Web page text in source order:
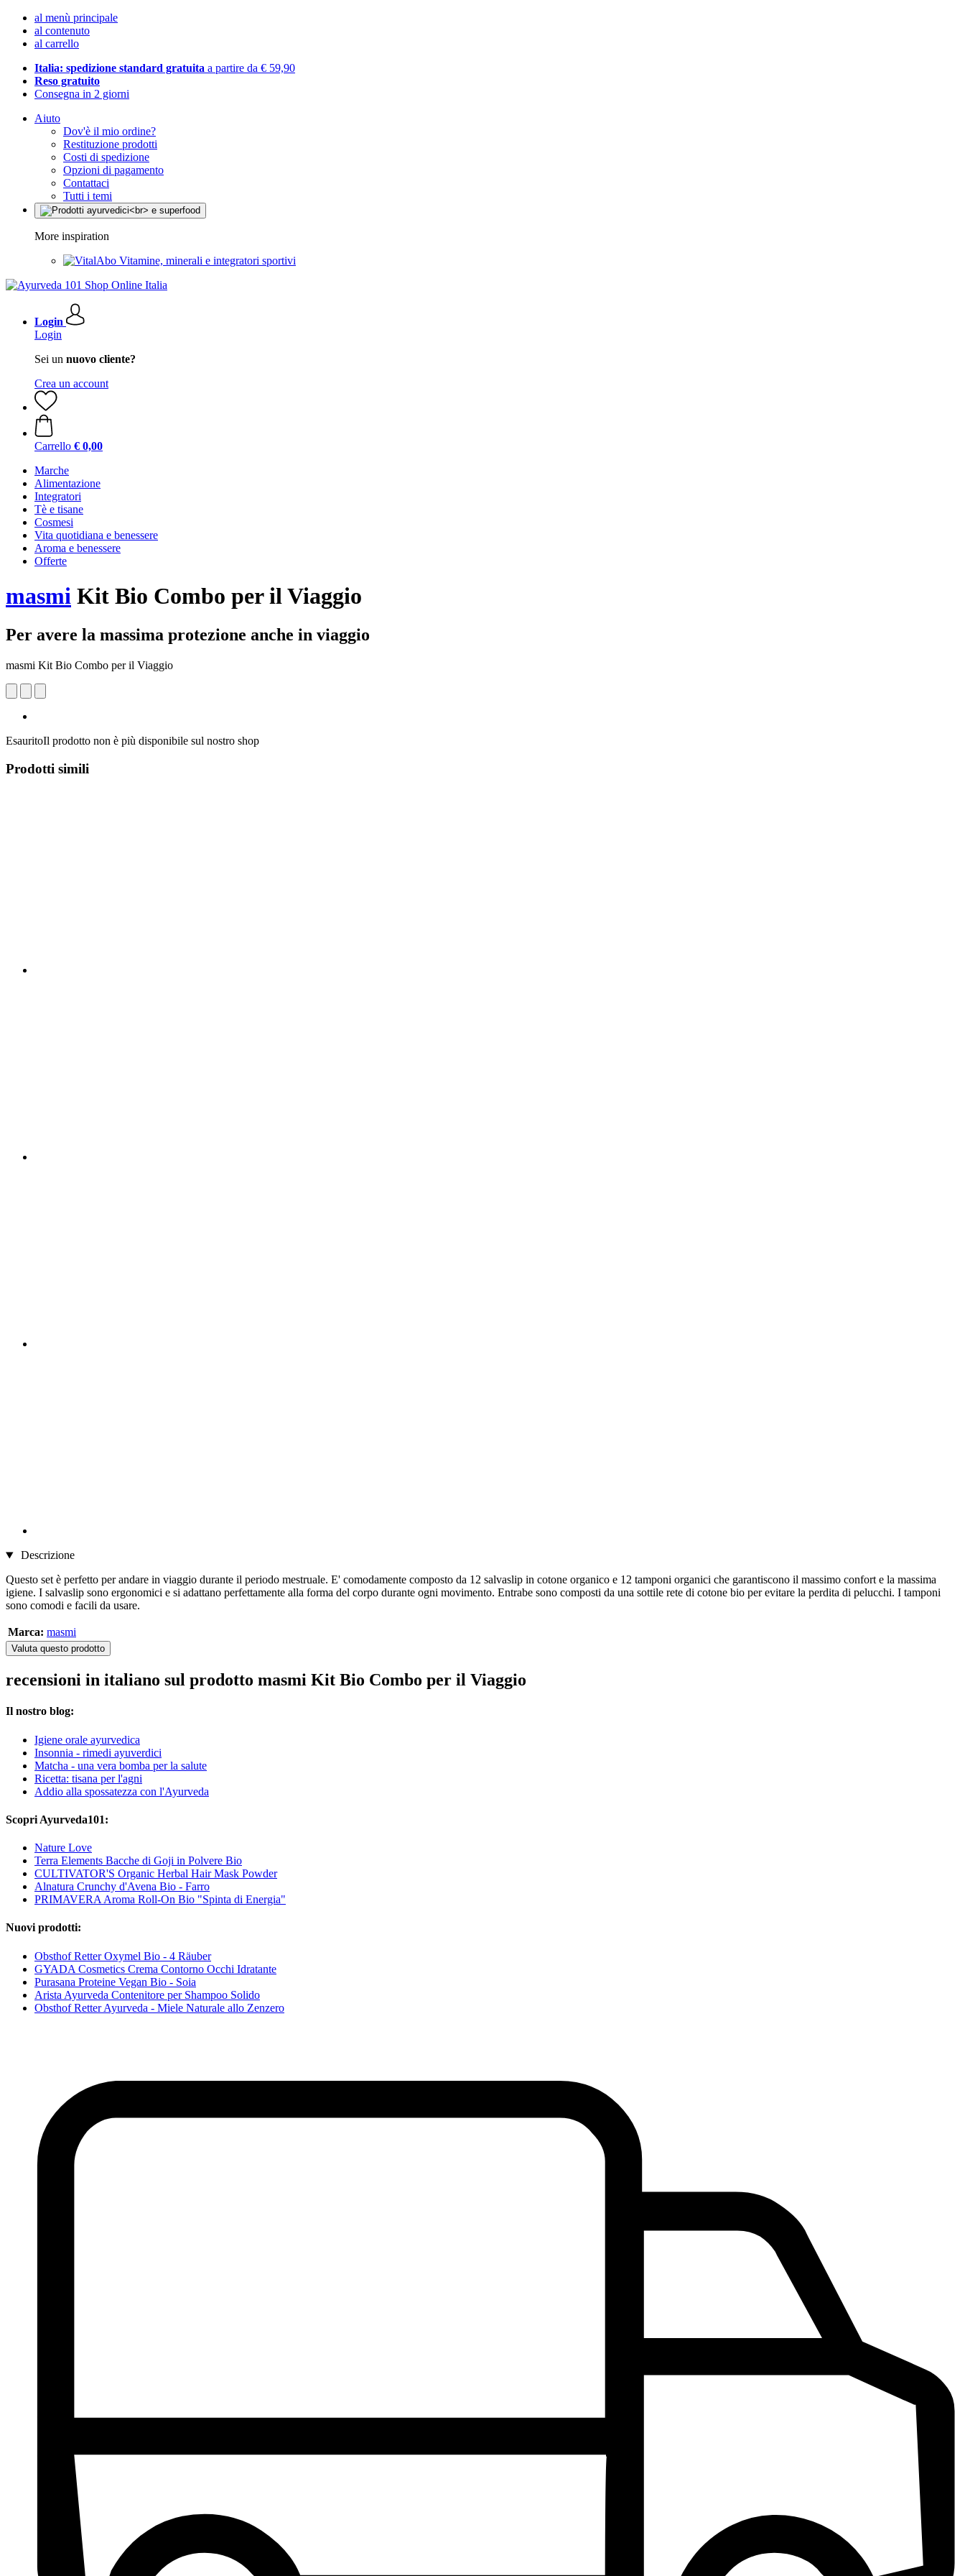
al menù principale
al contenuto
al carrello
Italia: spedizione standard gratuita a partire da € 59,90
Reso gratuito
Consegna in 2 giorni
Aiuto
Dov'è il mio ordine?
Restituzione prodotti
Costi di spedizione
Opzioni di pagamento
Contattaci
Tutti i temi
More inspiration
Vitamine, minerali e integratori sportivi
Login
Login
Sei un nuovo cliente?
Crea un account
Carrello € 0,00
Marche
Alimentazione
Integratori
Tè e tisane
Cosmesi
Vita quotidiana e benessere
Aroma e benessere
Offerte
masmi Kit Bio Combo per il Viaggio
Per avere la massima protezione anche in viaggio
masmi Kit Bio Combo per il Viaggio
EsauritoIl prodotto non è più disponibile sul nostro shop
Prodotti simili
Descrizione
Questo set è perfetto per andare in viaggio durante il periodo mestruale. E' comodamente composto da 12 salvaslip in cotone organico e 12 tamponi organici che garantiscono il massimo confort e la massima
igiene. I salvaslip sono ergonomici e si adattano perfettamente alla forma del corpo durante ogni movimento. Entrabe sono composti da una sottile rete di cotone bio per evitare la perdita di pelucchi. I tamponi
sono comodi e facili da usare.
Marca: masmi
Valuta questo prodotto
recensioni in italiano sul prodotto masmi Kit Bio Combo per il Viaggio
Il nostro blog:
Igiene orale ayurvedica
Insonnia - rimedi ayuverdici
Matcha - una vera bomba per la salute
Ricetta: tisana per l'agni
Addio alla spossatezza con l'Ayurveda
Scopri Ayurveda101:
Nature Love
Terra Elements Bacche di Goji in Polvere Bio
CULTIVATOR'S Organic Herbal Hair Mask Powder
Alnatura Crunchy d'Avena Bio - Farro
PRIMAVERA Aroma Roll-On Bio "Spinta di Energia"
Nuovi prodotti:
Obsthof Retter Oxymel Bio - 4 Räuber
GYADA Cosmetics Crema Contorno Occhi Idratante
Purasana Proteine Vegan Bio - Soia
Arista Ayurveda Contenitore per Shampoo Solido
Obsthof Retter Ayurveda - Miele Naturale allo Zenzero